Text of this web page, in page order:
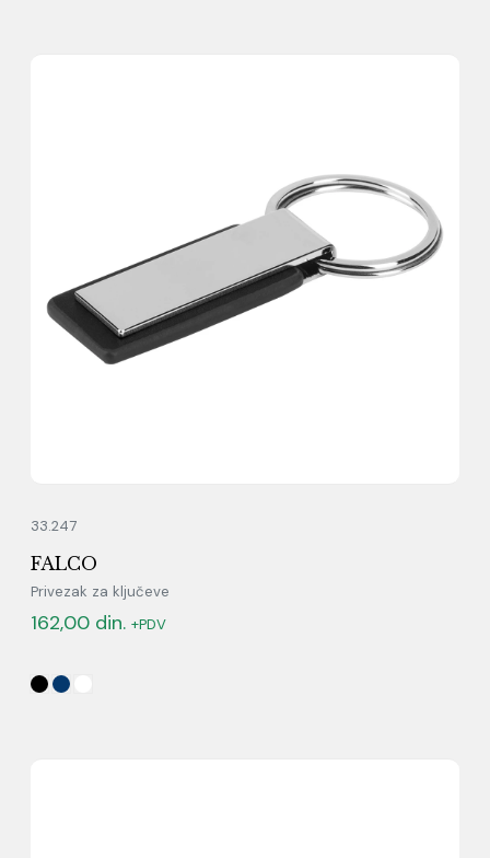
33.247
FALCO
Privezak za ključeve
162,00 din. +PDV